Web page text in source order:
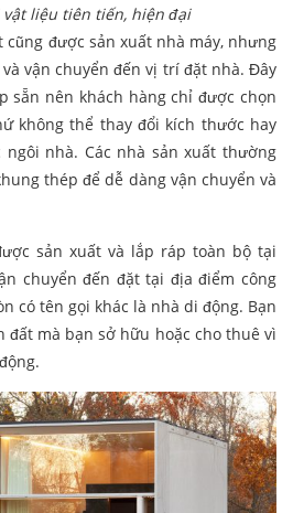
liệu tiên tiến, hiện đại
được sản xuất nhà máy, nhưng
vận chuyển đến vị trí đặt nhà. Đây
sẵn nên khách hàng chỉ được chọn
không thể thay đổi kích thước hay
nhà. Các nhà sản xuất thường
thép để dễ dàng vận chuyển và
sản xuất và lắp ráp toàn bộ tại
chuyển đến đặt tại địa điểm công
có tên gọi khác là nhà di động. Bạn
đất mà bạn sở hữu hoặc cho thuê vì